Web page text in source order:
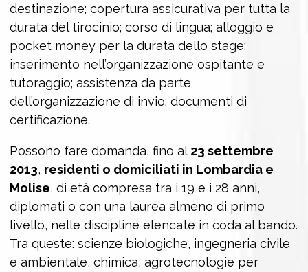
destinazione; copertura assicurativa per tutta la
durata del tirocinio; corso di lingua; alloggio e
pocket money per la durata dello stage;
inserimento nell’organizzazione ospitante e
tutoraggio; assistenza da parte
dell’organizzazione di invio; documenti di
certificazione.
Possono fare domanda, fino al 23 settembre
2013, residenti o domiciliati in Lombardia e
Molise, di età compresa tra i 19 e i 28 anni,
diplomati o con una laurea almeno di primo
livello, nelle discipline elencate in coda al bando.
Tra queste: scienze biologiche, ingegneria civile
e ambientale, chimica, agrotecnologie per